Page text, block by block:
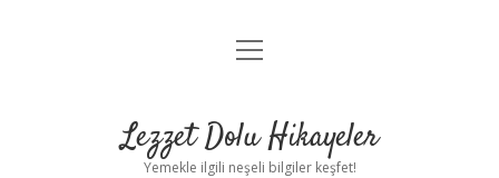
Anasayfa
Yasal Uyarı
menüyü
Lezzet Dolu Hikayeler
Yemekle ilgili neşeli bilgiler keşfet!